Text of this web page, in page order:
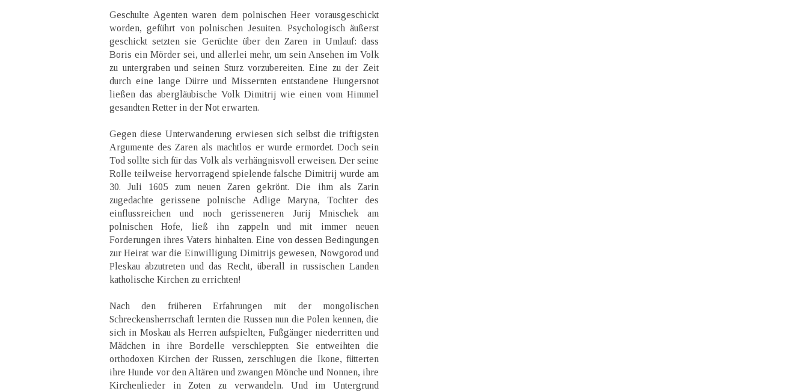
Geschulte Agenten waren dem polnischen Heer vorausgeschickt
worden, geführt von polnischen Jesuiten. Psychologisch äußerst
geschickt setzten sie Gerüchte über den Zaren in Umlauf: dass
Boris ein Mörder sei, und allerlei mehr, um sein Ansehen im Volk
zu untergraben und seinen Sturz vorzubereiten. Eine zu der Zeit
durch eine lange Dürre und Missernten entstandene Hungersnot
ließen das abergläubische Volk Dimitrij wie einen vom Himmel
gesandten Retter in der Not erwarten.
Gegen diese Unterwanderung erwiesen sich selbst die triftigsten
Argumente des Zaren als machtlos er wurde ermordet. Doch sein
Tod sollte sich für das Volk als verhängnisvoll erweisen. Der seine
Rolle teilweise hervorragend spielende falsche Dimitrij wurde am
30. Juli 1605 zum neuen Zaren gekrönt. Die ihm als Zarin
zugedachte gerissene polnische Adlige Maryna, Tochter des
einflussreichen und noch gerisseneren Jurij Mnischek am
polnischen Hofe, ließ ihn zappeln und mit immer neuen
Forderungen ihres Vaters hinhalten. Eine von dessen Bedingungen
zur Heirat war die Einwilligung Dimitrijs gewesen, Nowgorod und
Pleskau abzutreten und das Recht, überall in russischen Landen
katholische Kirchen zu errichten!
Nach den früheren Erfahrungen mit der mongolischen
Schreckensherrschaft lernten die Russen nun die Polen kennen, die
sich in Moskau als Herren aufspielten, Fußgänger niederritten und
Mädchen in ihre Bordelle verschleppten. Sie entweihten die
orthodoxen Kirchen der Russen, zerschlugen die Ikone, fütterten
ihre Hunde vor den Altären und zwangen Mönche und Nonnen, ihre
Kirchenlieder in Zoten zu verwandeln. Und im Untergrund